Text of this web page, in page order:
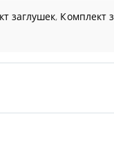
заглушек, Комплект